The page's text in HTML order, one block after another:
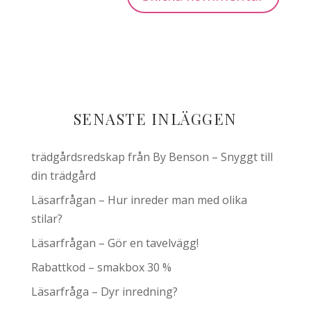
SENASTE INLÄGGEN
trädgårdsredskap från By Benson – Snyggt till
din trädgård
Läsarfrågan – Hur inreder man med olika
stilar?
Läsarfrågan – Gör en tavelvägg!
Rabattkod – smakbox 30 %
Läsarfråga – Dyr inredning?